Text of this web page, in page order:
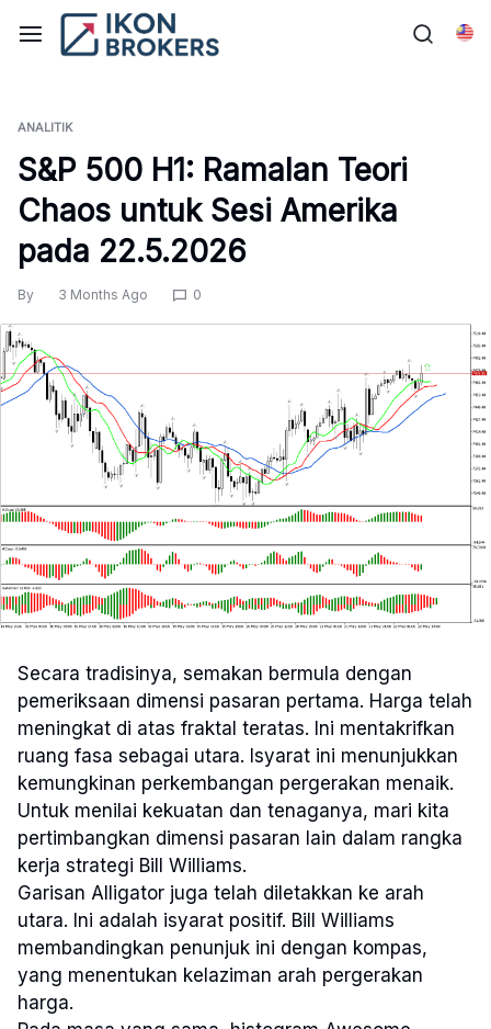
ANALITIK
S&P 500 H1: Ramalan Teori
Chaos untuk Sesi Amerika
pada 22.5.2026
By 3 Months Ago 0
Secara tradisinya, semakan bermula dengan
pemeriksaan dimensi pasaran pertama. Harga telah
meningkat di atas fraktal teratas. Ini mentakrifkan
ruang fasa sebagai utara. Isyarat ini menunjukkan
kemungkinan perkembangan pergerakan menaik.
Untuk menilai kekuatan dan tenaganya, mari kita
pertimbangkan dimensi pasaran lain dalam rangka
kerja strategi Bill Williams.
Garisan Alligator juga telah diletakkan ke arah
utara. Ini adalah isyarat positif. Bill Williams
membandingkan penunjuk ini dengan kompas,
yang menentukan kelaziman arah pergerakan
harga.